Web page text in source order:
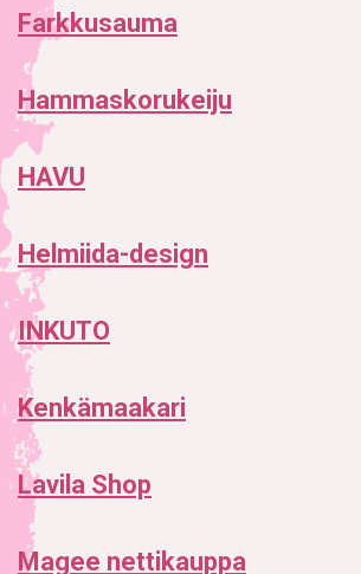
Farkkusauma
Hammaskorukeiju
HAVU
Helmiida-design
INKUTO
Kenkämaakari
Lavila Shop
Magee nettikauppa